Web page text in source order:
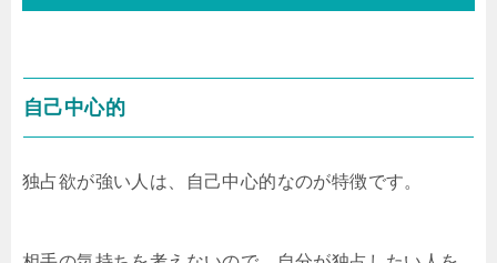
自己中心的
独占欲が強い人は、自己中心的なのが特徴です。